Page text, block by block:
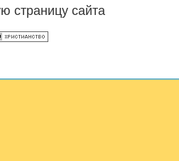
страницу сайта